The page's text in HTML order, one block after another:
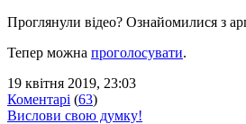
Проглянули відео? Ознайомилися з
Тепер можна проголосувати.
19 квітня 2019, 23:03
Коментарі (63)
Вислови свою думку!